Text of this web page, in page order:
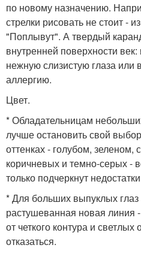
по новому назначению.
стрелки рисовать не стоит -
"Поплывут". А твердый
внутренней поверхности
нежную слизистую глаза
аллергию.
Цвет.
* Обладательницам
лучше остановить свой
оттенках - голубом,
коричневых и темно-серых -
только подчеркнут
* Для больших выпуклых глаз
растушеванная новая линия
от четкого контура и
отказаться.